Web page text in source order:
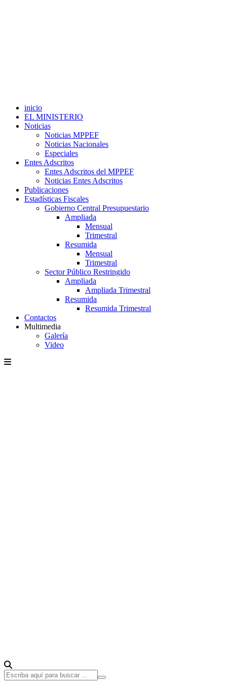
inicio
EL MINISTERIO
Noticias
Noticias MPPEF
Noticias Nacionales
Especiales
Entes Adscritos
Entes Adscritos del MPPEF
Noticias Entes Adscritos
Publicaciones
Estadísticas Fiscales
Gobierno Central Presupuestario
Ampliada
Mensual
Trimestral
Resumida
Mensual
Trimestral
Sector Público Restringido
Ampliada
Ampliada Trimestral
Resumida
Resumida Trimestral
Contactos
Multimedia
Galería
Video